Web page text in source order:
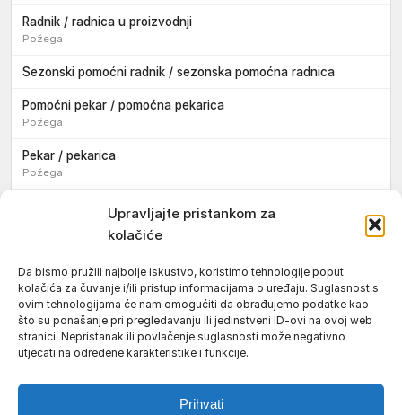
Upravljajte pristankom za
kolačiće
Da bismo pružili najbolje iskustvo, koristimo tehnologije poput
kolačića za čuvanje i/ili pristup informacijama o uređaju. Suglasnost s
ovim tehnologijama će nam omogućiti da obrađujemo podatke kao
što su ponašanje pri pregledavanju ili jedinstveni ID-ovi na ovoj web
stranici. Nepristanak ili povlačenje suglasnosti može negativno
utjecati na određene karakteristike i funkcije.
Prihvati
Radnik / radnica u proizvodnji
Požega
Sezonski pomoćni radnik / sezonska pomoćna radnica
Pomoćni pekar / pomoćna pekarica
Požega
Pekar / pekarica
Požega
Konobar / konobarica
Tokar / tokarica
Jakšić
Njegovatelj / njegovateljica starijih i nemoćnih osoba
Resnik